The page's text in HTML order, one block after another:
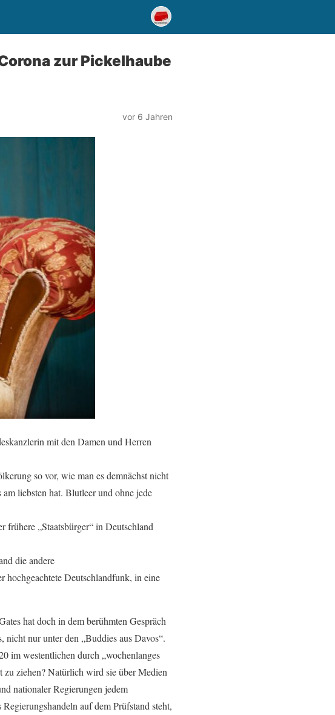
zur Pickelhaube
vor 6 Jahren
mit den Damen und Herren
so vor, wie man es demnächst nicht
liebsten hat. Blutleer und ohne jede
frühere „Staatsbürger“ in Deutschland
die andere
hochgeachtete Deutschlandfunk, in eine
hat doch in dem berühmten Gespräch
nur unter den „Buddies aus Davos“.
im westentlichen durch „wochenlanges
zu ziehen? Natürlich wird sie über Medien
nationaler Regierungen jedem
auf dem Prüfstand steht,